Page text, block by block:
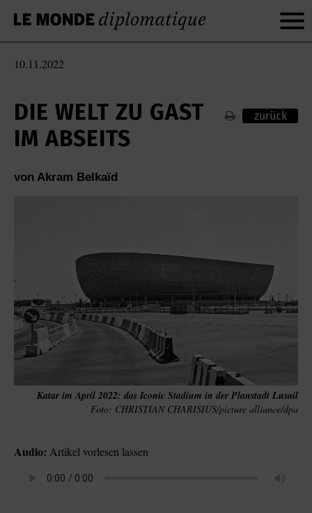
10.11.2022
DIE WELT ZU GAST
IM ABSEITS
zurück
von Akram Belkaïd
Katar im April 2022: das Iconic Stadium in der Planstadt Lusail
CHRISTIAN CHARISIUS/picture alliance/dpa
Audio: Artikel vorlesen lassen